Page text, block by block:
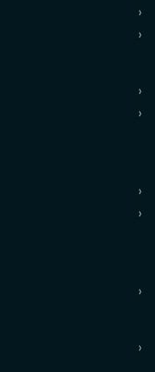
›
›
›
›
›
›
›
›